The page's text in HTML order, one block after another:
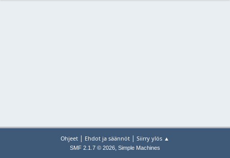
Ohjeet | Ehdot ja säännöt | Siirry ylös ▲
SMF 2.1.7 © 2026, Simple Machines